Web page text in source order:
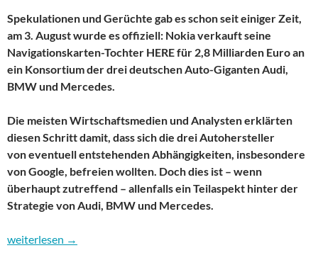
Spekulationen und Gerüchte gab es schon seit einiger Zeit,
am 3. August wurde es offiziell: Nokia verkauft seine
Navigationskarten-Tochter HERE für 2,8 Milliarden Euro an
ein Konsortium der drei deutschen Auto-Giganten Audi,
BMW und Mercedes.
Die meisten Wirtschaftsmedien und Analysten erklärten
diesen Schritt damit, dass sich die drei Autohersteller
von eventuell entstehenden Abhängigkeiten, insbesondere
von Google, befreien wollten. Doch dies ist – wenn
überhaupt zutreffend – allenfalls ein Teilaspekt hinter der
Strategie von Audi, BMW und Mercedes.
Worum es beim Verkauf von Nokia HERE wirklich geht
weiterlesen →